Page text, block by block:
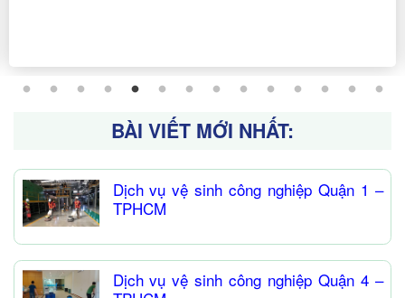
BÀI VIẾT MỚI NHẤT:
Dịch vụ vệ sinh công nghiệp Quận 1 –
TPHCM
Dịch vụ vệ sinh công nghiệp Quận 4 –